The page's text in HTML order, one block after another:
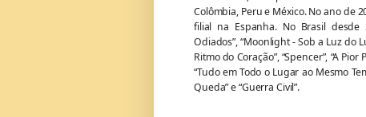
Colômbia, Peru e México. No ano de
filial na Espanha. No Brasil
Odiados”, “Moonlight - Sob a Luz do
Ritmo do Coração”, “Spencer”, “A
“Tudo em Todo o Lugar ao Mesmo
Queda” e “Guerra Civil”.